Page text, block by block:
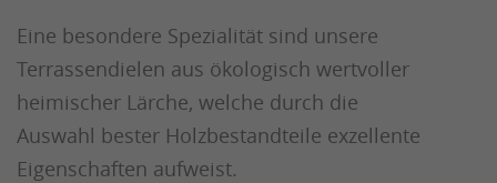
Eine besondere Spezialität sind unsere
Terrassendielen aus ökologisch wertvoller
heimischer Lärche, welche durch die
Auswahl bester Holzbestandteile exzellente
Eigenschaften aufweist.